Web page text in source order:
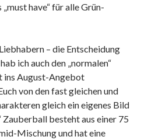
have“ für alle Grün-
– die Entscheidung
ich auch den „normalen“
ins August-Angebot
von den fast gleichen und
gleich ein eigenes Bild
Zauberball besteht aus einer 75
Mischung und hat eine